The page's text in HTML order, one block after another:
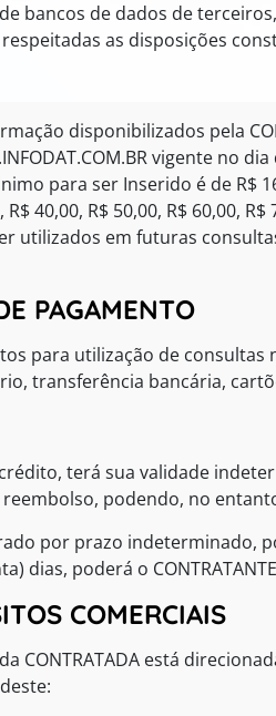
bancos de dados de
as disposições
disponibilizados pela
vigente no
para ser Inserido é de
R$ 40,00, R$ 50,00, R$ 60,00,
utilizados em futuras
PAGAMENTO
para utilização de consultas
transferência bancária,
terá sua validade
podendo, no
por prazo indeterminado,
dias, poderá o
COMERCIAIS
CONTRATADA está